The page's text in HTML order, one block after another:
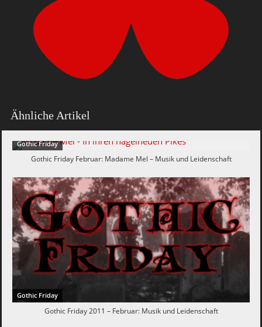
Ähnliche Artikel
Gothic Friday
Gothic Friday Februar: Madame Mel – Musik und Leidenschaft
Gothic Friday
Gothic Friday 2011 – Februar: Musik und Leidenschaft